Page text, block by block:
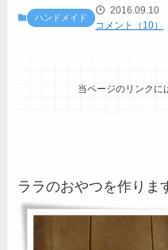
ハンドメイド
2016.09.10
コメント（10）
当ページのリンクに
ララのおやつを作りま